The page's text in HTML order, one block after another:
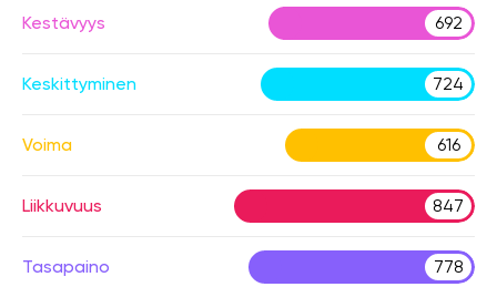
Kestävyys 692
Keskittyminen 724
Voima 616
Liikkuvuus 847
Tasapaino 778